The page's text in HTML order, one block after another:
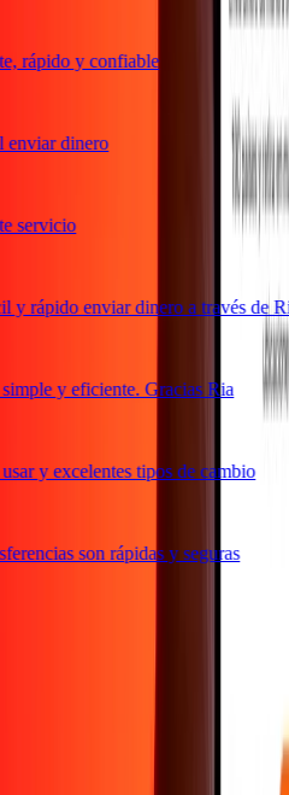
rápido y confiable
dinero
rápido enviar dinero a través de Ria
y eficiente. Gracias Ria
y excelentes tipos de cambio
son rápidas y seguras